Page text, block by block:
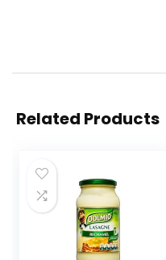
Related Products